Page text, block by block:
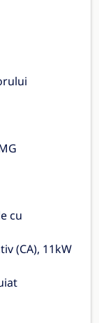
cu
(CA), 11kW